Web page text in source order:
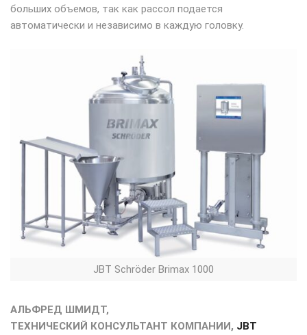
больших объемов, так как рассол подается
автоматически и независимо в каждую головку.
JBT Schröder Brimax 1000
АЛЬФРЕД ШМИДТ,
ТЕХНИЧЕСКИЙ КОНСУЛЬТАНТ КОМПАНИИ, JBT